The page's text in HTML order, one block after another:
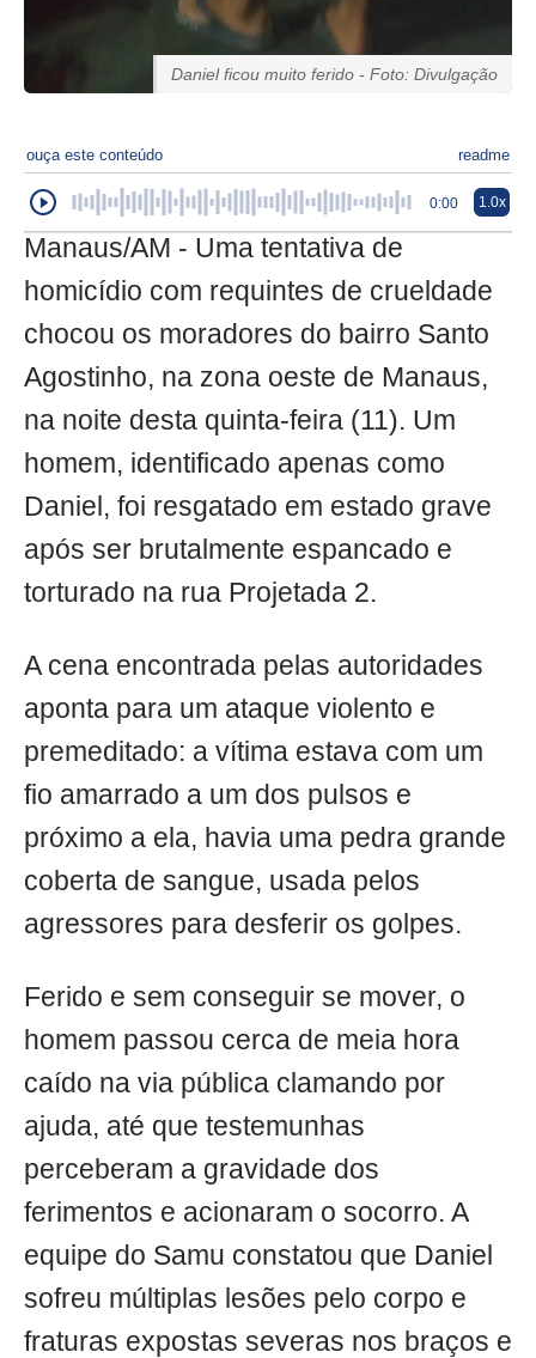
Daniel ficou muito ferido - Foto: Divulgação
ouça este conteúdo readme
0:00 1.0x
Manaus/AM - Uma tentativa de
homicídio com requintes de crueldade
chocou os moradores do bairro Santo
Agostinho, na zona oeste de Manaus,
na noite desta quinta-feira (11). Um
homem, identificado apenas como
Daniel, foi resgatado em estado grave
após ser brutalmente espancado e
torturado na rua Projetada 2.
A cena encontrada pelas autoridades
aponta para um ataque violento e
premeditado: a vítima estava com um
fio amarrado a um dos pulsos e
próximo a ela, havia uma pedra grande
coberta de sangue, usada pelos
agressores para desferir os golpes.
Ferido e sem conseguir se mover, o
homem passou cerca de meia hora
caído na via pública clamando por
ajuda, até que testemunhas
perceberam a gravidade dos
ferimentos e acionaram o socorro. A
equipe do Samu constatou que Daniel
sofreu múltiplas lesões pelo corpo e
fraturas expostas severas nos braços e